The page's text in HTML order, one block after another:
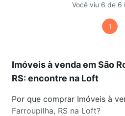
Você viu 6 de 6
1
Imóveis à venda em São
RS: encontre na Loft
Por que comprar Imóveis à
Farroupilha, RS na Loft?